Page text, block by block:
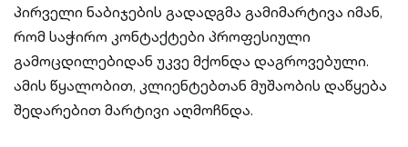
პირველი ნაბიჯების გადადგმა გამიმარტივა იმან,
რომ საჭირო კონტაქტები პროფესიული
გამოცდილებიდან უკვე მქონდა დაგროვებული.
ამის წყალობით, კლიენტებთან მუშაობის დაწყება
შედარებით მარტივი აღმოჩნდა.